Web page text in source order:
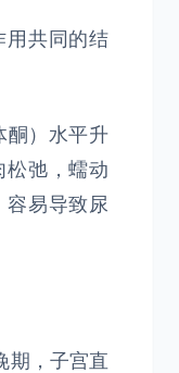
用共同的结
酮）水平升
松弛，蠕动
容易导致尿
期，子宫直